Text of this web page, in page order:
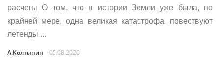
расчеты О том, что в истории Земли уже была, по
крайней мере, одна великая катастрофа, повествуют
легенды ...
А.Колтыпин
05.08.2020